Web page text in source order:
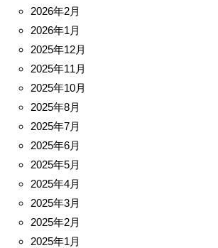
2026年2月
2026年1月
2025年12月
2025年11月
2025年10月
2025年8月
2025年7月
2025年6月
2025年5月
2025年4月
2025年3月
2025年2月
2025年1月